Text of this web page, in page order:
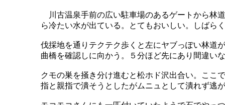
川古温泉手前の広い駐車場のあるゲートから林
ら冷たい水が出ている。とてもおいしい。しばら
伐採地を通りテクテク歩くと左にヤブっぽい林道
曲橋を確認しに向かう。５分ほど先にあり間違い
クモの巣を掻き分け進むと松ホド沢出合い。ここ
指と親指で潰そうとしたがムニュとして潰れず逃